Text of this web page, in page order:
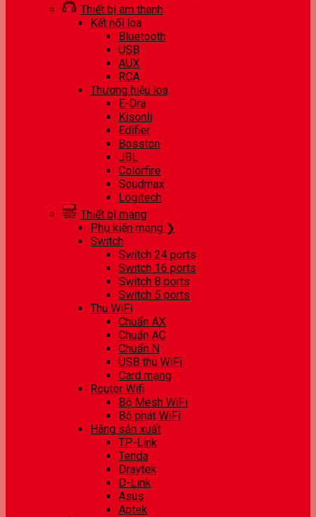
Thiết bị âm thanh
Kết nối loa
Bluetooth
USB
AUX
RCA
Thương hiệu loa
E-Dra
Kisonli
Edifier
Bosston
JBL
Colorfire
Soudmax
Logitech
Thiết bị mạng
Phụ kiện mạng ❯
Switch
Switch 24 ports
Switch 16 ports
Switch 8 ports
Switch 5 ports
Thu WiFi
Chuẩn AX
Chuẩn AC
Chuẩn N
USB thu WiFi
Card mạng
Router Wifi
Bộ Mesh WiFi
Bộ phát WiFi
Hãng sản xuất
TP-Link
Tenda
Draytek
D-Link
Asus
Aptek